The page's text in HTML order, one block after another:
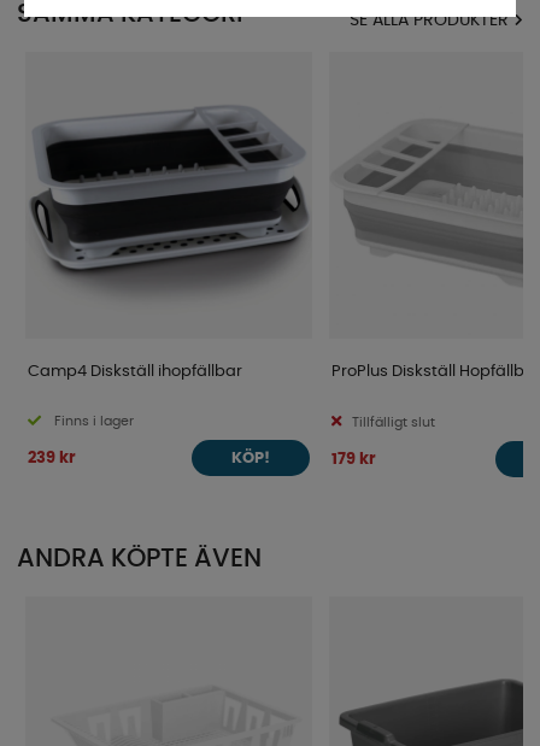
SAMMA KATEGORI
SE ALLA PRODUKTER
Camp4 Diskställ ihopfällbar
Finns i lager
239 kr KÖP!
ProPlus Diskställ
Tillfälligt slut
179 kr
ANDRA KÖPTE ÄVEN